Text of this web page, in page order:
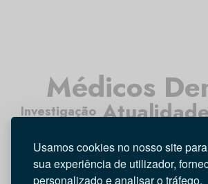
Usamos cookies no nosso site
sua experiência de utilizador,
personalizado e analisar o tráfego.
Médicos
Entrevista
Investigação